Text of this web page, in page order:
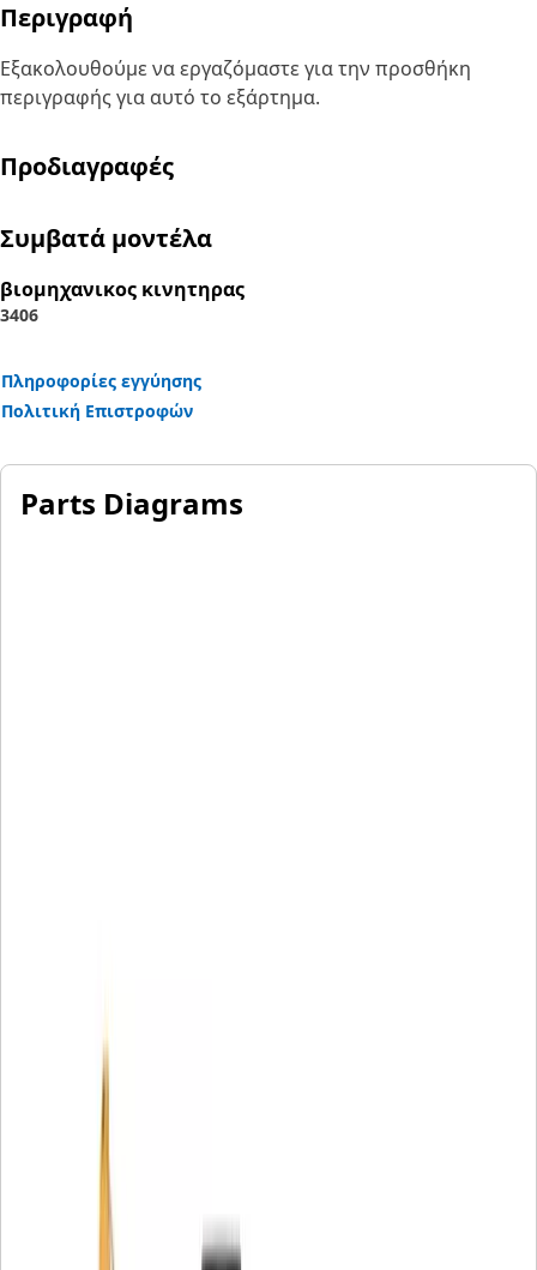
Περιγραφή
Εξακολουθούμε να εργαζόμαστε για την προσθήκη
περιγραφής για αυτό το εξάρτημα.
Προδιαγραφές
Συμβατά μοντέλα
βιομηχανικος κινητηρας
3406
Πληροφορίες εγγύησης
Πολιτική Επιστροφών
Parts Diagrams